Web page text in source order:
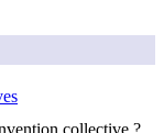
collective ?